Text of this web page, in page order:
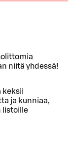
niitä yhdessä!
keksii
ja kunniaa,
listoille